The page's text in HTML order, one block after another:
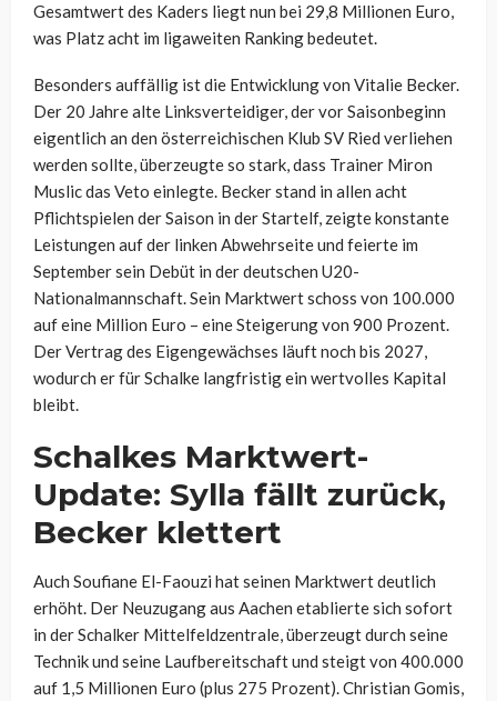
Gesamtwert des Kaders liegt nun bei 29,8 Millionen Euro,
was Platz acht im ligaweiten Ranking bedeutet.
Besonders auffällig ist die Entwicklung von Vitalie Becker.
Der 20 Jahre alte Linksverteidiger, der vor Saisonbeginn
eigentlich an den österreichischen Klub SV Ried verliehen
werden sollte, überzeugte so stark, dass Trainer Miron
Muslic das Veto einlegte. Becker stand in allen acht
Pflichtspielen der Saison in der Startelf, zeigte konstante
Leistungen auf der linken Abwehrseite und feierte im
September sein Debüt in der deutschen U20-
Nationalmannschaft. Sein Marktwert schoss von 100.000
auf eine Million Euro – eine Steigerung von 900 Prozent.
Der Vertrag des Eigengewächses läuft noch bis 2027,
wodurch er für Schalke langfristig ein wertvolles Kapital
bleibt.
Schalkes Marktwert-
Update: Sylla fällt zurück,
Becker klettert
Auch Soufiane El-Faouzi hat seinen Marktwert deutlich
erhöht. Der Neuzugang aus Aachen etablierte sich sofort
in der Schalker Mittelfeldzentrale, überzeugt durch seine
Technik und seine Laufbereitschaft und steigt von 400.000
auf 1,5 Millionen Euro (plus 275 Prozent). Christian Gomis,